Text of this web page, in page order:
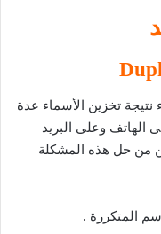
نتيجة تخزين الأسماء عدة
وعلى البريد
من حل هذه المشكلة
المتكررة .